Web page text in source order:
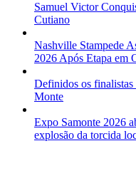
Samuel Victor
Cutiano
Nashville Stampede
2026 Após Etapa em
Definidos os
Monte
Expo Samonte 2026
explosão da torcida